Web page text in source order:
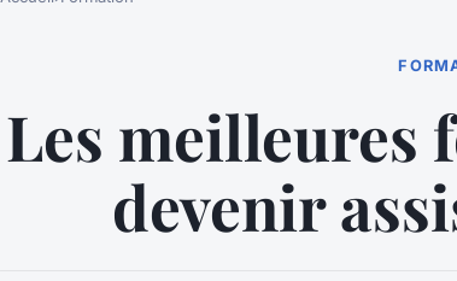
Les meilleures
devenir